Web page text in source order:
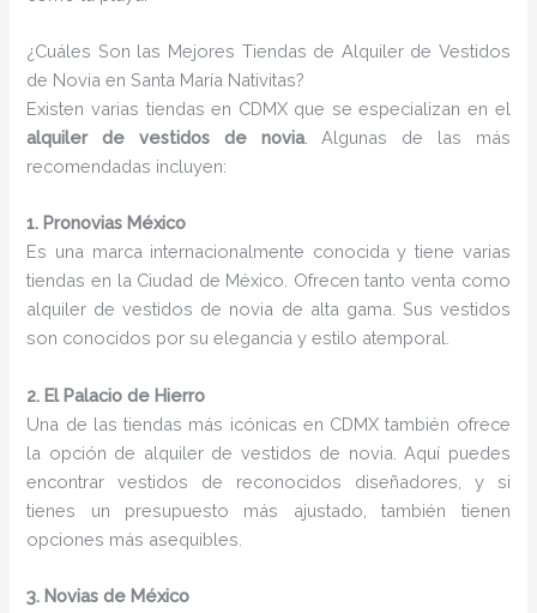
¿Cuáles Son las Mejores Tiendas de Alquiler de Vestidos
de Novia en Santa María Nativitas?
Existen varias tiendas en CDMX que se especializan en el
alquiler de vestidos de novia. Algunas de las más
recomendadas incluyen:
1. Pronovias México
Es una marca internacionalmente conocida y tiene varias
tiendas en la Ciudad de México. Ofrecen tanto venta como
alquiler de vestidos de novia de alta gama. Sus vestidos
son conocidos por su elegancia y estilo atemporal.
2. El Palacio de Hierro
Una de las tiendas más icónicas en CDMX también ofrece
la opción de alquiler de vestidos de novia. Aquí puedes
encontrar vestidos de reconocidos diseñadores, y si
tienes un presupuesto más ajustado, también tienen
opciones más asequibles.
3. Novias de México